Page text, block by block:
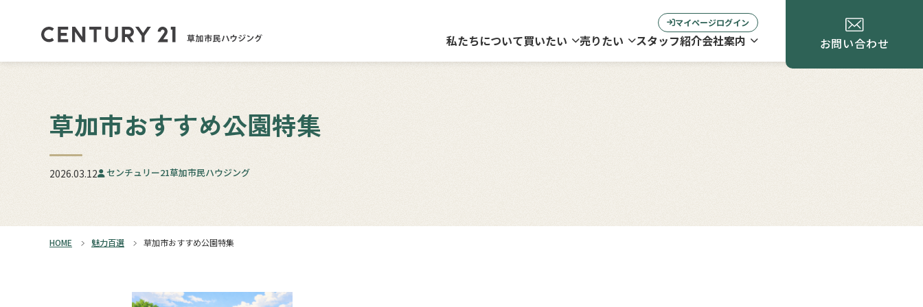
マイページログイン
私たちについて買いたい 売りたい スタッフ紹介会社案内 お問い合わせ
草加市おすすめ公園特集
2026.03.12 センチュリー21草加市民ハウジング
HOME 魅力百選 草加市おすすめ公園特集